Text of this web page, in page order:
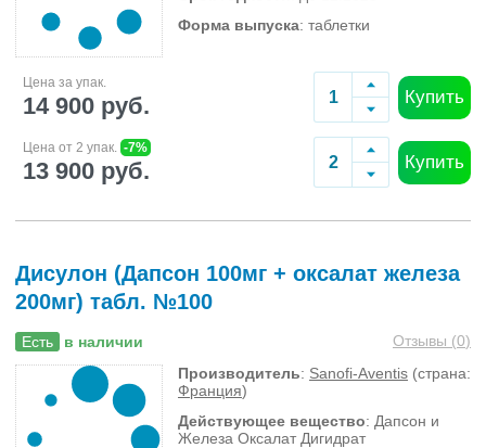
Форма выпуска: таблетки
Цена за упак.
14 900 руб. Купить
Цена от 2 упак. -7%
13 900 руб. Купить
Дисулон (Дапсон 100мг + оксалат железа
200мг) табл. №100
Есть в наличии Отзывы (0)
Производитель: Sanofi-Aventis (страна:
Франция)
Действующее вещество: Дапсон и
Железа Оксалат Дигидрат